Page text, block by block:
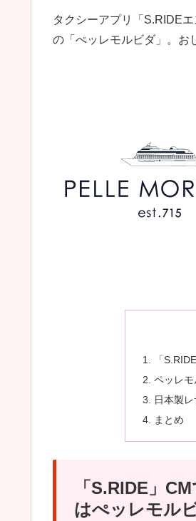
タクシーアプリ「S.RIDE
の「ぺッレモルビダ」。お
「
ペッレ
日本製
まとめ
「S.RIDE」
はぺッレモル